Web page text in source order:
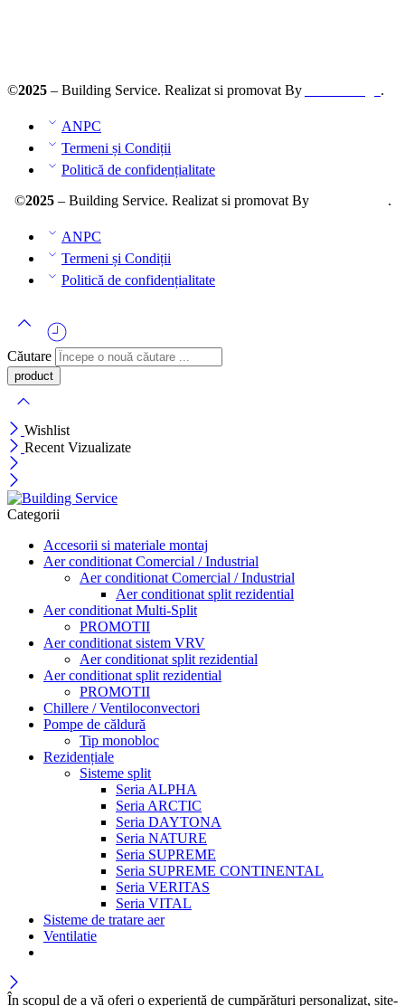
©2025 – Building Service. Realizat si promovat By .
ANPC
Termeni și Condiții
Politică de confidențialitate
©2025– Building Service. Realizat si promovat By .
ANPC
Termeni și Condiții
Politică de confidențialitate
Căutare
Wishlist
Recent Vizualizate
Categorii
Accesorii si materiale montaj
Aer conditionat Comercial / Industrial
Aer conditionat Comercial / Industrial
Aer conditionat split rezidential
Aer conditionat Multi-Split
PROMOTII
Aer conditionat sistem VRV
Aer conditionat split rezidential
Aer conditionat split rezidential
PROMOTII
Chillere / Ventiloconvectori
Pompe de căldură
Tip monobloc
Rezidențiale
Sisteme split
Seria ALPHA
Seria ARCTIC
Seria DAYTONA
Seria NATURE
Seria SUPREME
Seria SUPREME CONTINENTAL
Seria VERITAS
Seria VITAL
Sisteme de tratare aer
Ventilatie
În scopul de a vă oferi o experiență de cumpărături personalizat, site-